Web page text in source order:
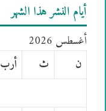
أيام النشر هذا الشهر
أغسطس 2026
ن
ث أرب